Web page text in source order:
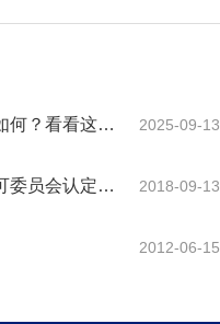
2025-09-13
何？看看这家
2018-09-13
委员会认定
2012-06-15